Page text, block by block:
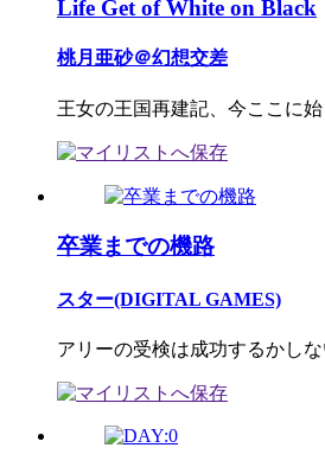
Life Get of White on Black
桃月亜砂＠幻想交差
王女の王国再建記、今ここに始
卒業までの機路
スター(DIGITAL GAMES)
アリーの受検は成功するかしな